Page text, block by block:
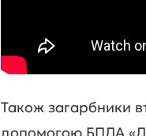
Також загарбники